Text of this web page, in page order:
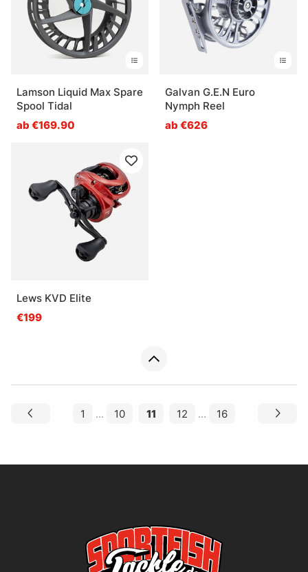
Lamson Liquid Max Spare
Spool Tidal
ab €169.90
Galvan G.E.N Euro
Nymph Reel
ab €626
Lews KVD Elite
€199
1 ... 10 11 12 ... 16